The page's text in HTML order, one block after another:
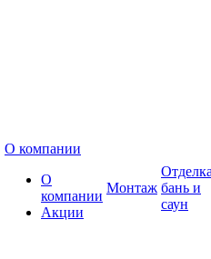
О компании
О
компании
Акции
Монтаж бань и
саун